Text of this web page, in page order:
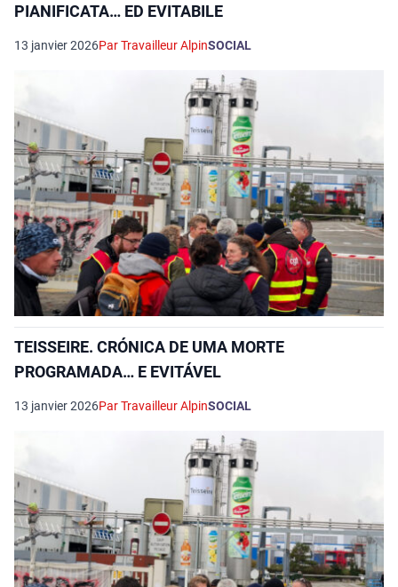
PIANIFICATA… ED EVITABILE
13 janvier 2026Par Travailleur AlpinSOCIAL
TEISSEIRE. CRÓNICA DE UMA MORTE
PROGRAMADA… E EVITÁVEL
13 janvier 2026Par Travailleur AlpinSOCIAL